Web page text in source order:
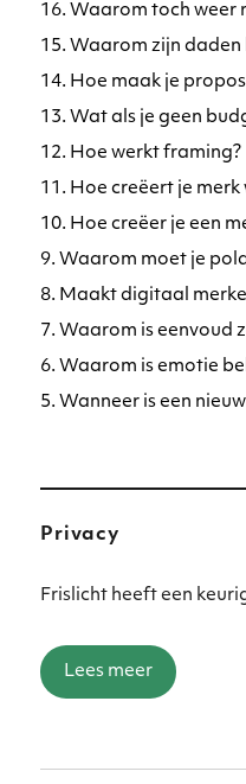
16. Waarom toch weer
15. Waarom zijn
14. Hoe maak je
13. Wat als je geen
12. Hoe werkt framing?
11. Hoe creëert je merk
10. Hoe creëer je een
9. Waarom moet je
8. Maakt digitaal
7. Waarom is eenvoud
6. Waarom is emotie
5. Wanneer is een
Privacy
Frislicht heeft een
Lees meer